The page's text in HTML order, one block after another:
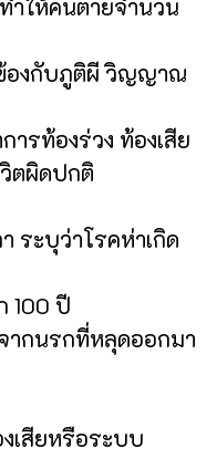
ำให้คนตายจำนวน
องกับภูติผี วิญญาณ
ารท้องร่วง ท้องเสีย
ตผิดปกติ
ระบุว่าโรคห่าเกิด
100 ปี
กนรกที่หลุดออกมา
เสียหรือระบบ